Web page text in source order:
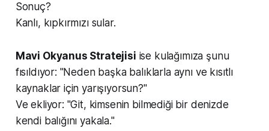
Sonuç?
Kanlı, kıpkırmızı sular.
Mavi Okyanus Stratejisi ise kulağımıza şunu
fısıldıyor: "Neden başka balıklarla aynı ve kısıtlı
kaynaklar için yarışıyorsun?"
Ve ekliyor: "Git, kimsenin bilmediği bir denizde
kendi balığını yakala."